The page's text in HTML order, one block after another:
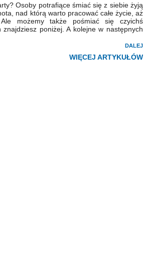
Osoby potrafiące śmiać się z siebie żyją
nad którą warto pracować całe życie, aż
możemy także pośmiać się czyichś
poniżej. A kolejne w następnych
DALEJ
WIĘCEJ ARTYKUŁÓW